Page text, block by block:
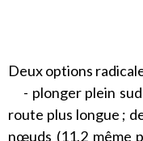
Deux options
- plonger plein
route plus longue ;
nœuds (11,2 même